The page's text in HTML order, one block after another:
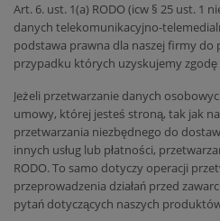
Art. 6. ust. 1(a) RODO (icw § 25 ust. 1
danych telekomunikacyjno-
podstawa prawna dla naszej firmy do
przypadku których uzyskujemy
Jeżeli przetwarzanie danych
umowy, której jesteś stroną, tak jak
przetwarzania niezbędnego do
innych usług lub płatności,
RODO. To samo dotyczy operacji
przeprowadzenia działań przed
pytań dotyczących naszych